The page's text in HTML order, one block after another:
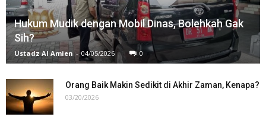
Hukum Mudik dengan Mobil Dinas, Bolehkah Gak
Sih?
Ustadz Al Amien - 04/05/2026 0
Orang Baik Makin Sedikit di Akhir Zaman, Kenapa?
03/20/2026